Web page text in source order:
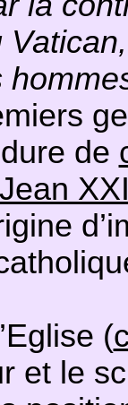
de
Jean
(
et le